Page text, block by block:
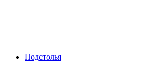
Подстолья